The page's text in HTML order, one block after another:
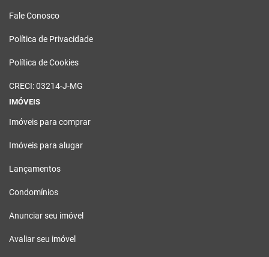
Fale Conosco
Política de Privacidade
Política de Cookies
CRECI: 03214-J-MG
IMÓVEIS
Imóveis para comprar
Imóveis para alugar
Lançamentos
Condomínios
Anunciar seu imóvel
Avaliar seu imóvel